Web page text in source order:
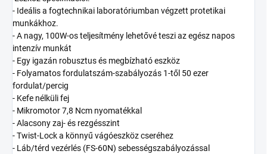
- Ideális a fogtechnikai laboratóriumban végzett protetikai
munkákhoz.
- A nagy, 100W-os teljesítmény lehetővé teszi az egész napos
intenzív munkát
- Egy igazán robusztus és megbízható eszköz
- Folyamatos fordulatszám-szabályozás 1-től 50 ezer
fordulat/percig
- Kefe nélküli fej
- Mikromotor 7,8 Ncm nyomatékkal
- Alacsony zaj- és rezgésszint
- Twist-Lock a könnyű vágóeszköz cseréhez
- Láb/térd vezérlés (FS-60N) sebességszabályozással